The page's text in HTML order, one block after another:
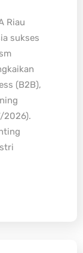
Riau
sukses
(B2B),
2026).